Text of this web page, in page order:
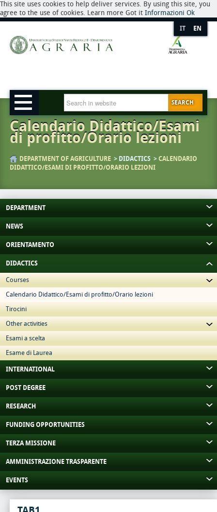
This site uses cookies to help deliver services. By using this site, you
agree to the use of cookies. Learn more Got it Informazioni Ok
IT EN
SEARCH
Calendario Didattico/Esami
di profitto/Orario lezioni
DEPARTMENT OF AGRICULTURE DIDACTICS
CALENDARIO
DIDATTICO/ESAMI DI PROFITTO/ORARIO LEZIONI
DEPARTMENT
NEWS
ORIENTAMENTO
DIDACTICS
Courses
Calendario Didattico/Esami di profitto/Orario lezioni
Tirocini
Other activities
Esami a scelta
Esame di Laurea
INTERNATIONAL
POST DEGREE
RESEARCH
FUNDING OPPORTUNITIES
TERZA MISSIONE
AMMINISTRAZIONE TRASPARENTE
EVENTS